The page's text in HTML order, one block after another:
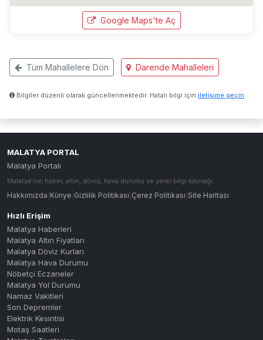
Google Maps'te Aç
Tüm Mahallelere Dön Darende Mahalleleri
Bilgiler düzenli olarak güncellenmektedir. Hatalı bilgi için iletişime geçin
MALATYA PORTAL
Malatya Portalı
Malatya'nın haber, altın, döviz, hava durumu ve yerel bilgi kaynağı.
Hakkımızda Künye Gizlilik Politikası Çerez Politikası Site Haritası
Hızlı Erişim
Malatya Haberleri
Malatya Altın Fiyatları
Malatya Döviz Kurları
Malatya Hava Durumu
Nöbetçi Eczaneler
Malatya Yol Durumu
Namaz Vakitleri
Son Depremler
Elektrik Kesintisi
Motaş Saatleri